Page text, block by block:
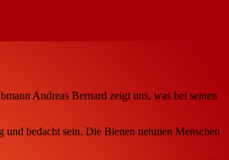
Andreas Bernard zeigt uns, was bei seinen
bedacht sein. Die Bienen nehmen Menschen